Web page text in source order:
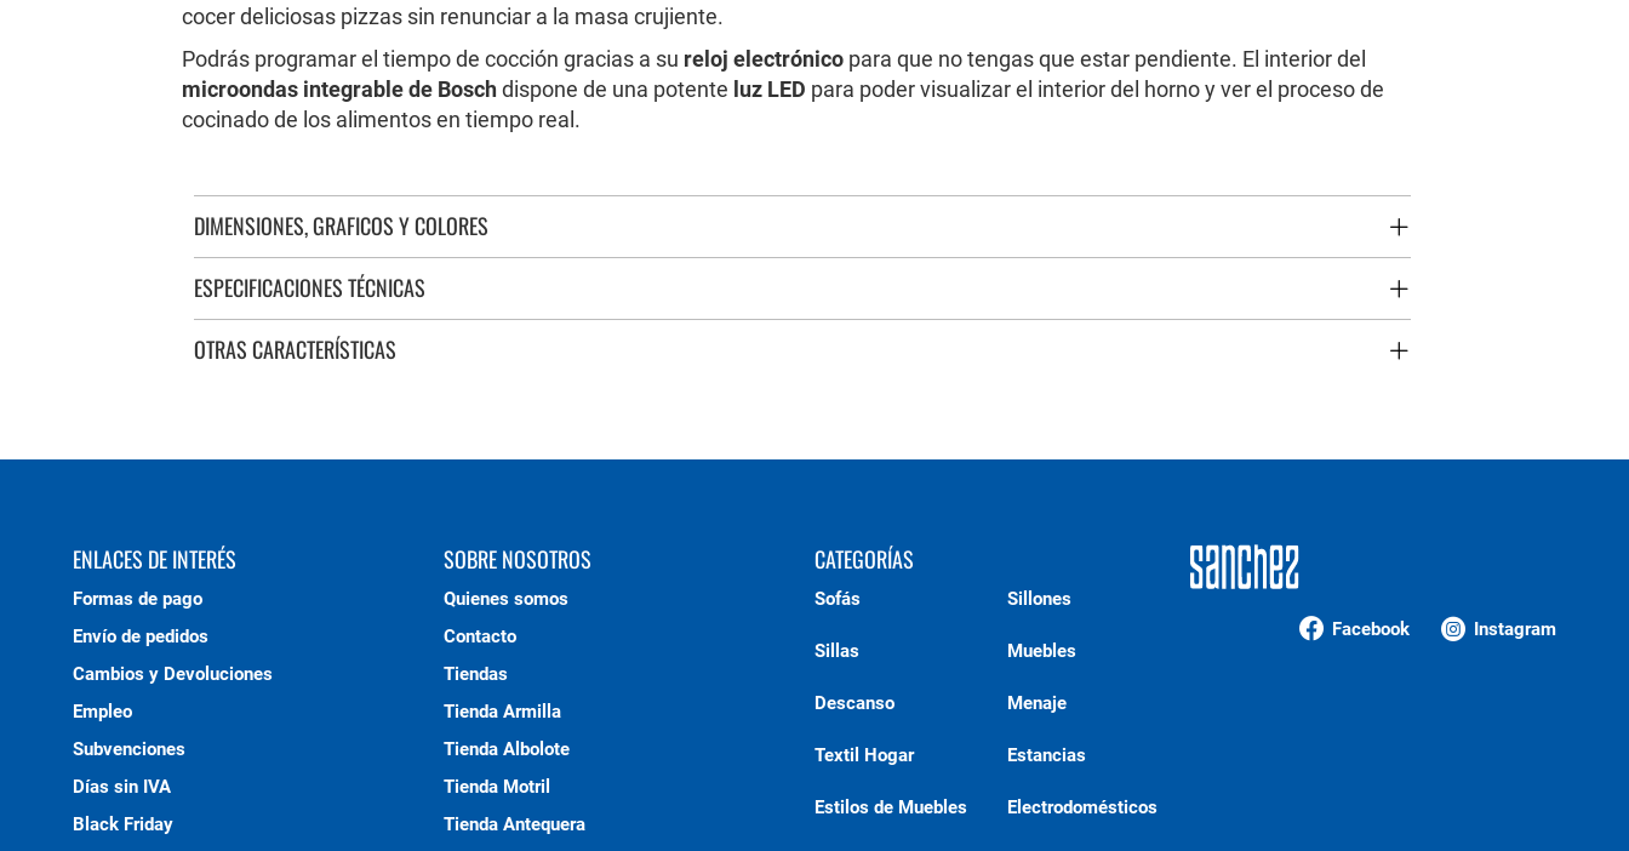
cocer deliciosas pizzas sin renunciar a la masa crujiente.
Podrás programar el tiempo de cocción gracias a su reloj electrónico para que no tengas que estar pendiente. El interior del
microondas integrable de Boschdispone de una potente luz LED para poder visualizar el interior del horno y ver el proceso de
cocinado de los alimentos en tiempo real.
DIMENSIONES, GRAFICOS Y COLORES
ESPECIFICACIONES TÉCNICAS
OTRAS CARACTERÍSTICAS
Facebook Instagram
ENLACES DE INTERÉS
Formas de pago
Envío de pedidos
Cambios y Devoluciones
Empleo
Subvenciones
Días sin IVA
Black Friday
SOBRE NOSOTROS
Quienes somos
Contacto
Tiendas
Tienda Armilla
Tienda Albolote
Tienda Motril
Tienda Antequera
CATEGORÍAS
Sofás Sillones
Sillas Muebles
Descanso Menaje
Textil Hogar Estancias
Estilos de Muebles Electrodomésticos